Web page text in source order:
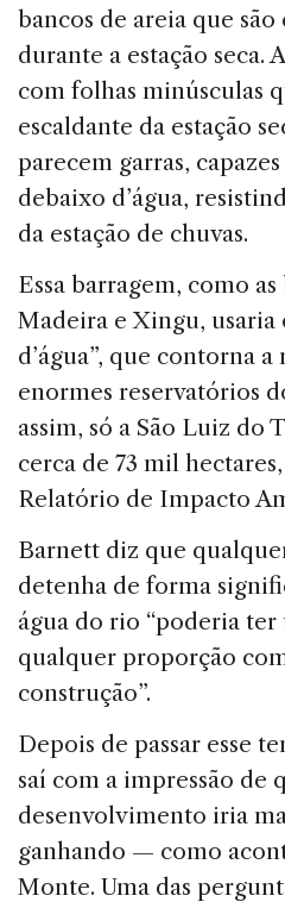
bancos de areia que são
durante a estação seca.
com folhas minúsculas
escaldante da estação
parecem garras,
debaixo d’água,
da estação de chuvas.
Essa barragem, como
Madeira e Xingu, usaria
d’água”, que contorna a
enormes reservatórios
assim, só a São Luiz do
cerca de 73 mil
Relatório de Impacto
Barnett diz que
detenha de forma
água do rio “poderia
qualquer proporção
construção”.
Depois de passar esse
saí com a impressão de
desenvolvimento iria
ganhando — como
Monte. Uma das